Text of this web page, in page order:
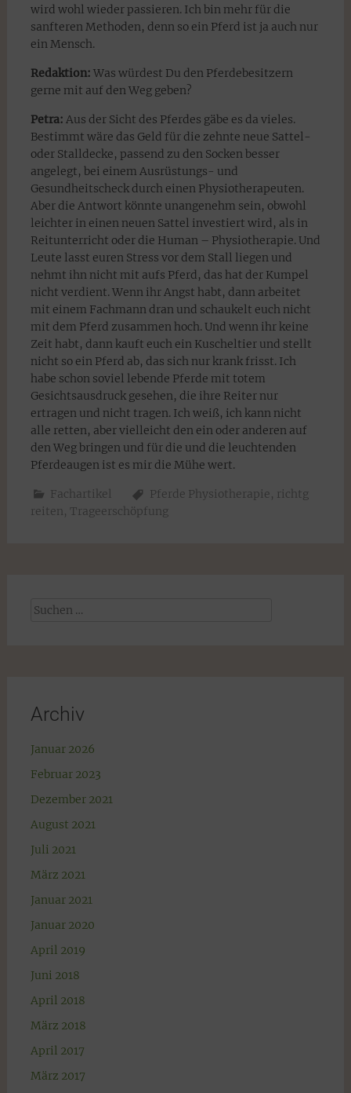
wird wohl wieder passieren. Ich bin mehr für die
sanfteren Methoden, denn so ein Pferd ist ja auch nur
ein Mensch.
Redaktion: Was würdest Du den Pferdebesitzern
gerne mit auf den Weg geben?
Petra: Aus der Sicht des Pferdes gäbe es da vieles.
Bestimmt wäre das Geld für die zehnte neue Sattel-
oder Stalldecke, passend zu den Socken besser
angelegt, bei einem Ausrüstungs- und
Gesundheitscheck durch einen Physiotherapeuten.
Aber die Antwort könnte unangenehm sein, obwohl
leichter in einen neuen Sattel investiert wird, als in
Reitunterricht oder die Human – Physiotherapie. Und
Leute lasst euren Stress vor dem Stall liegen und
nehmt ihn nicht mit aufs Pferd, das hat der Kumpel
nicht verdient. Wenn ihr Angst habt, dann arbeitet
mit einem Fachmann dran und schaukelt euch nicht
mit dem Pferd zusammen hoch. Und wenn ihr keine
Zeit habt, dann kauft euch ein Kuscheltier und stellt
nicht so ein Pferd ab, das sich nur krank frisst. Ich
habe schon soviel lebende Pferde mit totem
Gesichtsausdruck gesehen, die ihre Reiter nur
ertragen und nicht tragen. Ich weiß, ich kann nicht
alle retten, aber vielleicht den ein oder anderen auf
den Weg bringen und für die und die leuchtenden
Pferdeaugen ist es mir die Mühe wert.
Fachartikel Pferde Physiotherapie, richtg
reiten, Trageerschöpfung
Suchen
Archiv
Januar 2026
Februar 2023
Dezember 2021
August 2021
Juli 2021
März 2021
Januar 2021
Januar 2020
April 2019
Juni 2018
April 2018
März 2018
April 2017
März 2017